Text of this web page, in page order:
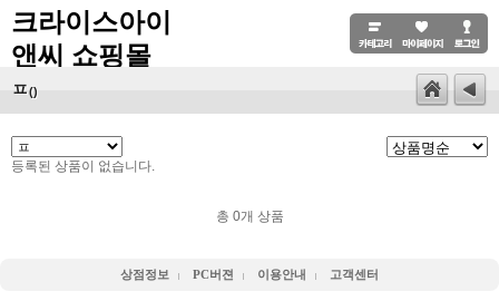
크라이스아이
앤씨 쇼핑몰
ㅍ()
등록된 상품이 없습니다.
총 0개 상품
상점정보 PC버젼 이용안내 고객센터